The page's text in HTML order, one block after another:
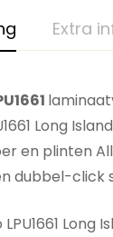
Extra
Long
en plinten
dubbel-click
Long